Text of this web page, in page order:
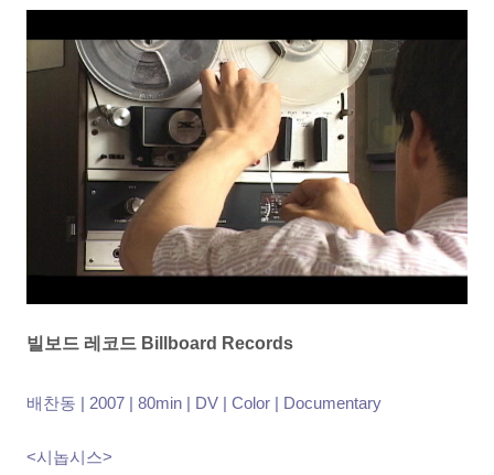
빌보드 레코드 Billboard Records
배찬동 | 2007 | 80min | DV | Color | Documentary
<시놉시스>